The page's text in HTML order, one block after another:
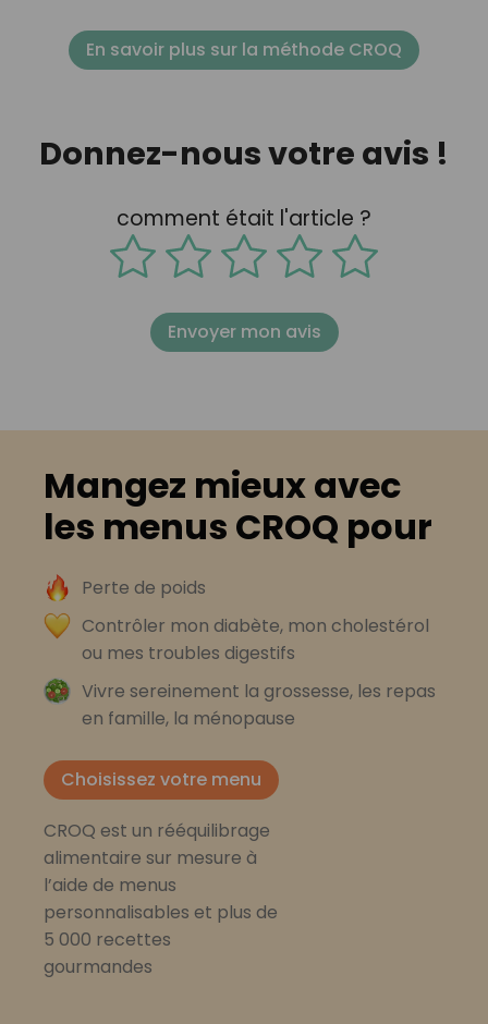
En savoir plus sur la méthode CROQ
Donnez-nous votre avis !
comment était l'article ?
Envoyer mon avis
Mangez mieux avec
les menus CROQ pour
Perte de poids
Contrôler mon diabète, mon cholestérol
ou mes troubles digestifs
Vivre sereinement la grossesse, les repas
en famille, la ménopause
Choisissez votre menu
CROQ est un rééquilibrage
alimentaire sur mesure à
l’aide de menus
personnalisables et plus de
5 000 recettes
gourmandes